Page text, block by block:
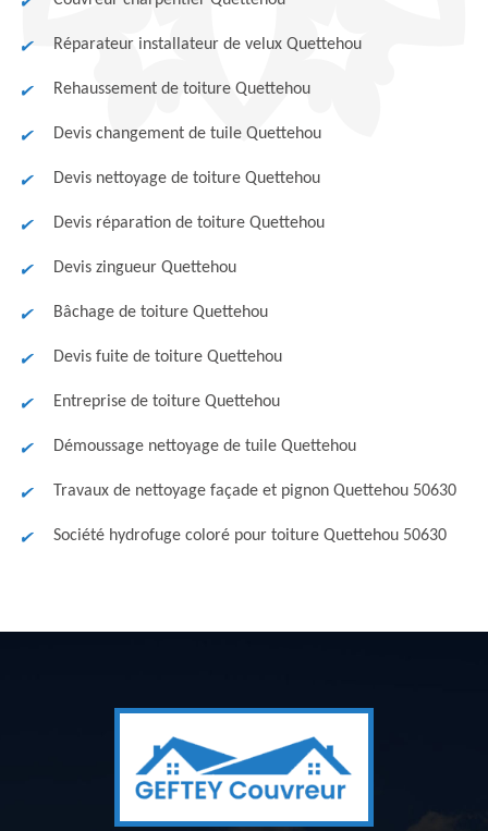
Réparateur installateur de velux Quettehou
Rehaussement de toiture Quettehou
Devis changement de tuile Quettehou
Devis nettoyage de toiture Quettehou
Devis réparation de toiture Quettehou
Devis zingueur Quettehou
Bâchage de toiture Quettehou
Devis fuite de toiture Quettehou
Entreprise de toiture Quettehou
Démoussage nettoyage de tuile Quettehou
Travaux de nettoyage façade et pignon Quettehou 50630
Société hydrofuge coloré pour toiture Quettehou 50630